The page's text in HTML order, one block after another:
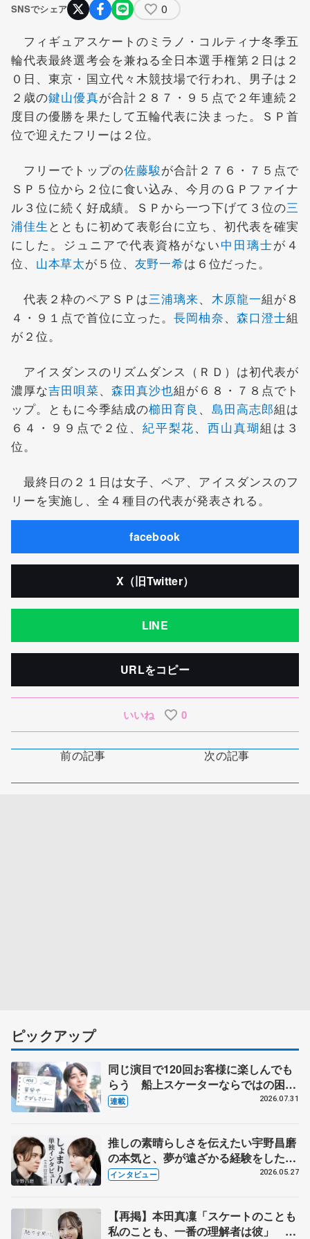
SNSでシェア 0
フィギュアスケートのミラノ・コルティナ冬季五
輪代表最終選考会を兼ねる全日本選手権第２日は２
０日、東京・国立代々木競技場で行われ、男子は２
２歳の鍵山優真が合計２８７・９５点で２年連続２
度目の優勝を果たして五輪代表に決まった。ＳＰ首
位で迎えたフリーは２位。
フリーでトップの佐藤駿が合計２７６・７５点で
ＳＰ５位から２位に食い込み、今月のＧＰファイナ
ル３位に続く好成績。ＳＰから一つ下げて３位の三
浦佳生 とともに初めて表彰台に立ち、初代表を確実
にした。ジュニアで代表資格がない中田璃士が４
位、 山本草太が５位、 友野一希は６位だった。
代表２枠のペアＳＰは三浦璃来、 木原龍一組が８
４・９１点で首位に立った。長岡柚奈、 森口澄士組
が２位。
アイスダンスのリズムダンス（ＲＤ）は初代表が
濃厚な吉田唄菜、 森田真沙也組が６８・７８点でト
ップ。ともに今季結成の櫛田育良 、 島田高志郎組は
６４・９９点で２位、 紀平梨花、西山真瑚組は３
位。
最終日の２１日は女子、ペア、アイスダンスのフ
リーを実施し、全４種目の代表が発表される。
facebook
X（旧Twitter）
LINE
URLをコピー
いいね 0
前の記事 次の記事
ピックアップ
同じ演目で120回お客様に楽しんでも
らう 船上スケーターならではの困難
とは 影響あったPIW前キャプテン松
連載 2026.07.31
推しの素晴らしさを伝えたい宇野昌磨
の本気と、夢が遠ざかる経験をした本
田真凜の覚悟
インタビュー 2026.05.27
【再掲】本田真凜「スケートのことも
私のことも、一番の理解者は彼」 引